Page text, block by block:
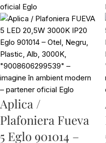
Aplica /
Plafoniera Fueva
5 Eglo 901014 –